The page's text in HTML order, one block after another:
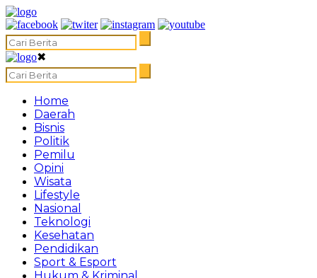
✖
Home
Daerah
Bisnis
Politik
Pemilu
Opini
Wisata
Lifestyle
Nasional
Teknologi
Kesehatan
Pendidikan
Sport & Esport